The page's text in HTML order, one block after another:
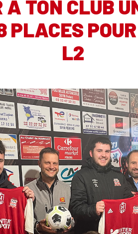
À TON CLUB
PLACES
L2